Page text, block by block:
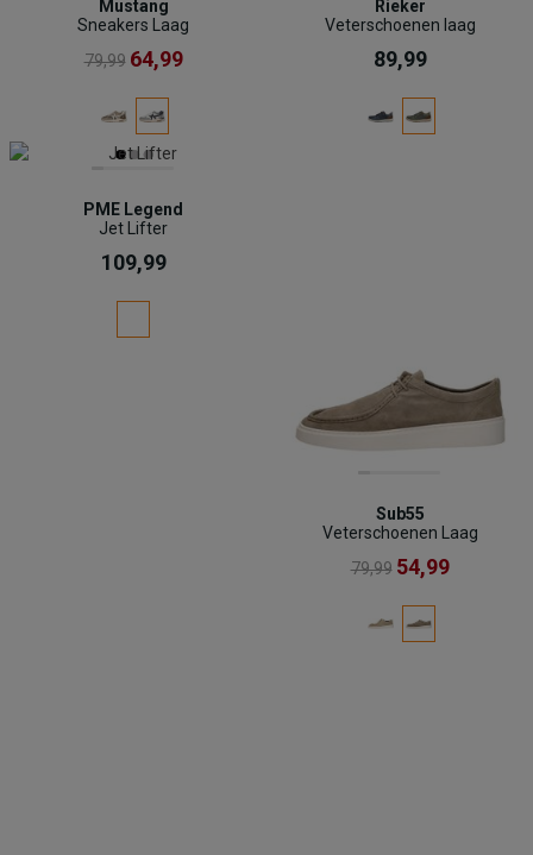
Mustang
Sneakers Laag
79,99 64,99
Rieker
Veterschoenen laag
89,99
PME Legend
Jet Lifter
109,99
Sub55
Veterschoenen Laag
79,99 54,99